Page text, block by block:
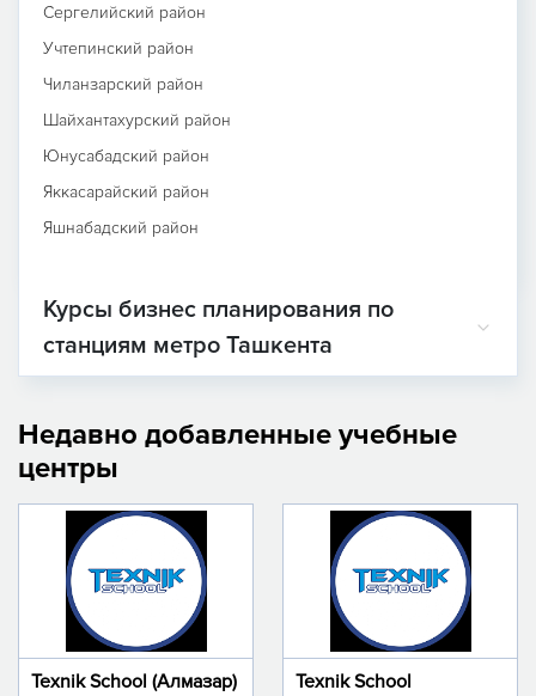
Сергелийский район
Учтепинский район
Чиланзарский район
Шайхантахурский район
Юнусабадский район
Яккасарайский район
Яшнабадский район
Курсы бизнес планирования по
станциям метро Ташкента
Недавно добавленные учебные
центры
Texnik School (Алмазар)
Texnik School